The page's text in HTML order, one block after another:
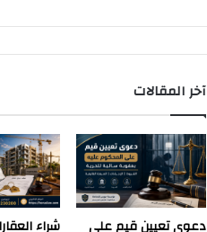
آخر المقالات
دعوى تعيين قيم على
شراء